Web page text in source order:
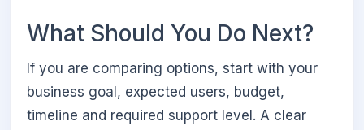
What Should You Do Next?
If you are comparing options, start with your
business goal, expected users, budget,
timeline and required support level. A clear